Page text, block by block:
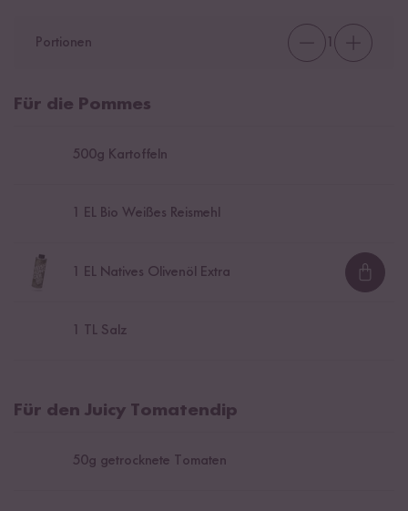
Portionen
Für die Pommes
500g Kartoffeln
1 EL Bio Weißes Reismehl
EL Natives Olivenöl Extra
1 TL Salz
Für den Juicy Tomatendip
50g getrocknete Tomaten